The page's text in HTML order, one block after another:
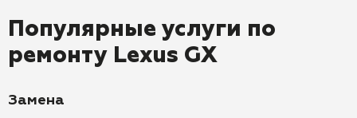
Популярные услуги по
ремонту Lexus GX
Замена